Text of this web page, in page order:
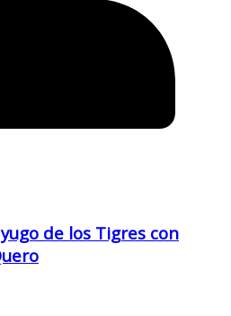
de los Tigres con